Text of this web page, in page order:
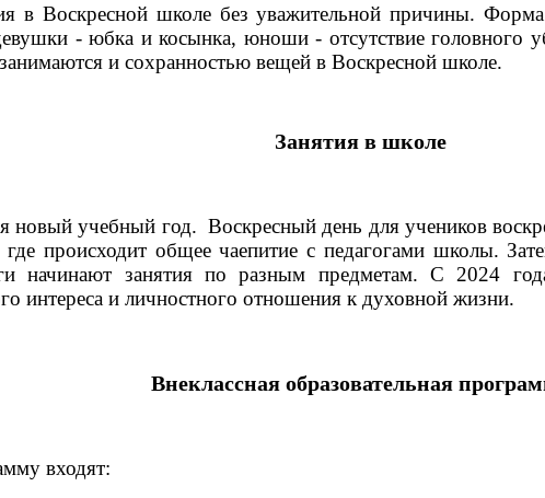
в Воскресной школе без уважительной причины.
- юбка и косынка, юноши - отсутствие головного
и сохранностью вещей в Воскресной школе.
Занятия в школе
новый учебный год. Воскресный день для учеников
происходит общее чаепитие с педагогами школы.
начинают занятия по разным предметам. С 2024
интереса и личностного отношения к духовной жизни.
Внеклассная образовательная
входят: